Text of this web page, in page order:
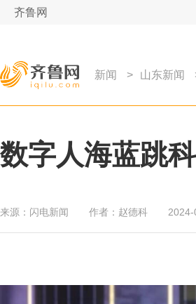
齐鲁网
新闻 > 山东新闻
数字人海蓝跳
来源： 闪电新闻 作者： 赵德科 2024-